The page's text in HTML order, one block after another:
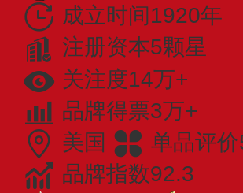
成立时间1920年
注册资本5颗星
关注度14万+
品牌得票3万+
美国
单品评
品牌指数92.3